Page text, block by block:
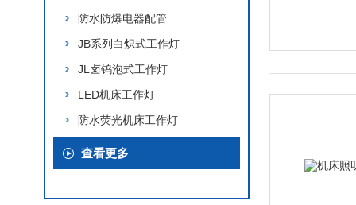
防水防爆电器配管
JB系列白炽式工作灯
JL卤钨泡式工作灯
LED机床工作灯
防水荧光机床工作灯
查看更多